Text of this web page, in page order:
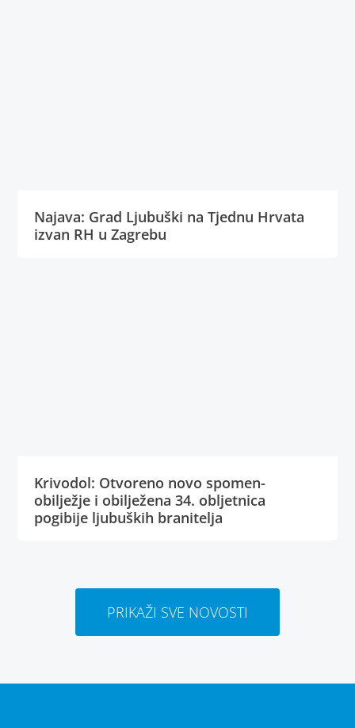
Najava: Grad Ljubuški na Tjednu Hrvata
izvan RH u Zagrebu
Krivodol: Otvoreno novo spomen-
obilježje i obilježena 34. obljetnica
pogibije ljubuških branitelja
PRIKAŽI SVE NOVOSTI